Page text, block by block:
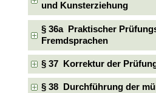
und Kunsterziehung
§ 36a Praktischer
Fremdsprachen
§ 37 Korrektur der
§ 38 Durchführung der